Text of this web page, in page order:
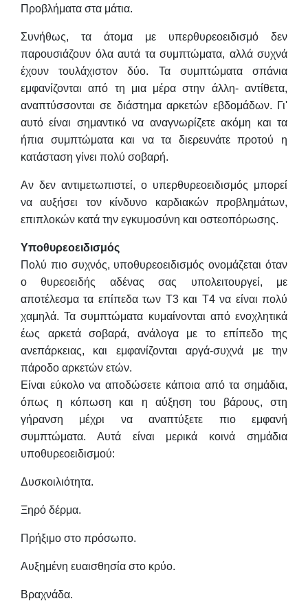
Προβλήματα στα μάτια.
Συνήθως, τα άτομα με υπερθυρεοειδισμό δεν
παρουσιάζουν όλα αυτά τα συμπτώματα, αλλά συχνά
έχουν τουλάχιστον δύο. Τα συμπτώματα σπάνια
εμφανίζονται από τη μια μέρα στην άλλη- αντίθετα,
αναπτύσσονται σε διάστημα αρκετών εβδομάδων. Γι'
αυτό είναι σημαντικό να αναγνωρίζετε ακόμη και τα
ήπια συμπτώματα και να τα διερευνάτε προτού η
κατάσταση γίνει πολύ σοβαρή.
Αν δεν αντιμετωπιστεί, ο υπερθυρεοειδισμός μπορεί
να αυξήσει τον κίνδυνο καρδιακών προβλημάτων,
επιπλοκών κατά την εγκυμοσύνη και οστεοπόρωσης.
Υποθυρεοειδισμός
Πολύ πιο συχνός, υποθυρεοειδισμός ονομάζεται όταν
ο θυρεοειδής αδένας σας υπολειτουργεί, με
αποτέλεσμα τα επίπεδα των Τ3 και Τ4 να είναι πολύ
χαμηλά. Τα συμπτώματα κυμαίνονται από ενοχλητικά
έως αρκετά σοβαρά, ανάλογα με το επίπεδο της
ανεπάρκειας, και εμφανίζονται αργά-συχνά με την
πάροδο αρκετών ετών.
Είναι εύκολο να αποδώσετε κάποια από τα σημάδια,
όπως η κόπωση και η αύξηση του βάρους, στη
γήρανση μέχρι να αναπτύξετε πιο εμφανή
συμπτώματα. Αυτά είναι μερικά κοινά σημάδια
υποθυρεοειδισμού:
Δυσκοιλιότητα.
Ξηρό δέρμα.
Πρήξιμο στο πρόσωπο.
Αυξημένη ευαισθησία στο κρύο.
Βραχνάδα.